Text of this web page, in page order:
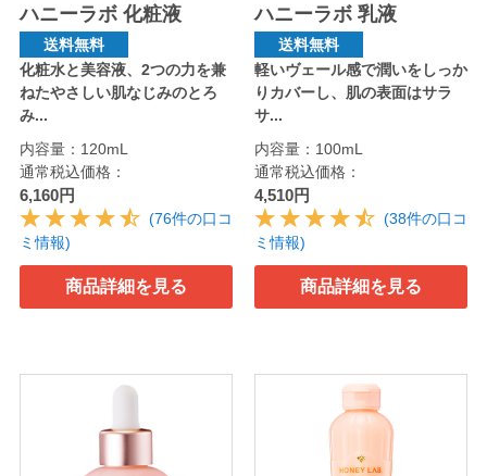
ハニーラボ 化粧液
送料無料
化粧水と美容液、2つの力を兼
ねたやさしい肌なじみのとろ
み...
内容量：120mL
通常税込価格：
6,160円
(76件の口コ
ミ情報)
商品詳細を見る
ハニーラボ 乳液
送料無料
軽いヴェール感で潤いをしっか
りカバーし、肌の表面はサラ
サ...
内容量：100mL
通常税込価格：
4,510円
(38件の口コ
ミ情報)
商品詳細を見る